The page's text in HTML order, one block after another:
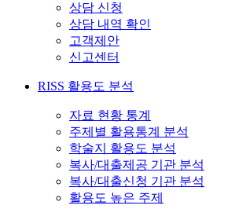
상담 신청
상담 내역 확인
고객제안
신고센터
RISS 활용도 분석
자료 현황 통계
주제별 활용통계 분석
학술지 활용도 분석
복사/대출제공 기관 분석
복사/대출신청 기관 분석
활용도 높은 주제